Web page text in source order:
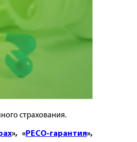
страхования.
», «РЕСО-гарантия»,